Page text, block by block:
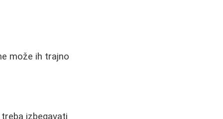
može ih trajno
izbegavati